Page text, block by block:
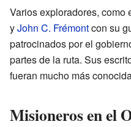
Varios exploradores, como
yJohn C. Frémontcon su
patrocinados por el
partes de la ruta. Sus
fueran mucho más
Misioneros en el